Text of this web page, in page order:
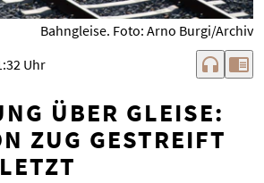
Bahngleise. Foto: Arno Burgi/Archiv
Uhr headphones chrome_reader_mode
ÜBER GLEISE:
ZUG GESTREIFT